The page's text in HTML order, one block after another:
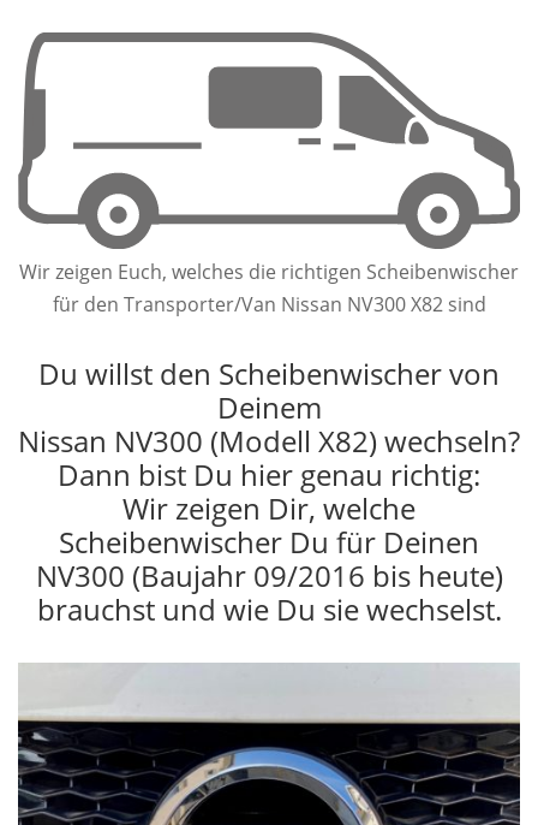
Wir zeigen Euch, welches die richtigen Scheibenwischer
für den Transporter/Van Nissan NV300 X82 sind
Du willst den Scheibenwischer von
Deinem
Nissan NV300 (Modell X82) wechseln?
Dann bist Du hier genau richtig:
Wir zeigen Dir, welche
Scheibenwischer Du für Deinen
NV300 (Baujahr 09/2016 bis heute)
brauchst und wie Du sie wechselst.